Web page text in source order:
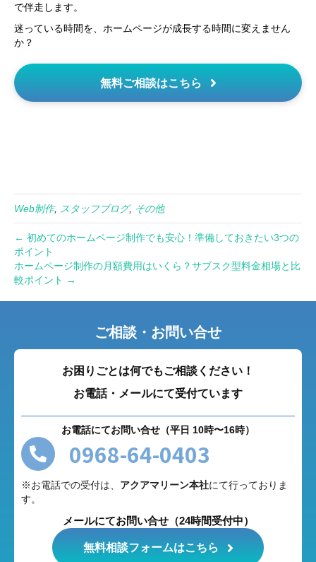
で伴走します。
迷っている時間を、ホームページが成長する時間に変えません
か？
無料ご相談はこちら
Web制作, スタッフブログ, その他
← 初めてのホームページ制作でも安心！準備しておきたい3つの
ポイント
ホームページ制作の月額費用はいくら？サブスク型料金相場と比
較ポイント →
ご相談・お問い合せ
お困りごとは何でもご相談ください！
お電話・メールにて受付ています
お電話にてお問い合せ（平日 10時〜16時）
0968-64-0403
※お電話での受付は、 アクアマリーン本社にて行っておりま
す。
メールにてお問い合せ（24時間受付中）
無料相談フォームはこちら